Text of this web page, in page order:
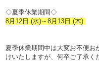
◇夏季休業期間◇
8月12日 (水)～8月13日 (木)
夏季休業期間中は大変お不便お
けいたしますが、何卒ご了承く